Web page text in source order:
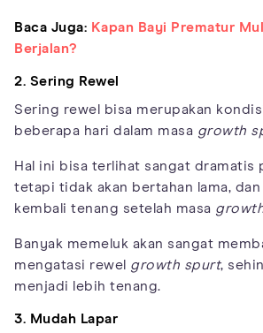
Baca Juga: Kapan Bayi Prematur
Berjalan?
2. Sering Rewel
Sering rewel bisa merupakan
beberapa hari dalam masa growth
Hal ini bisa terlihat sangat dramatis
tetapi tidak akan bertahan lama, dan
kembali tenang setelah masa
Banyak memeluk akan sangat
mengatasi rewel growth spurt,
menjadi lebih tenang.
3. Mudah Lapar